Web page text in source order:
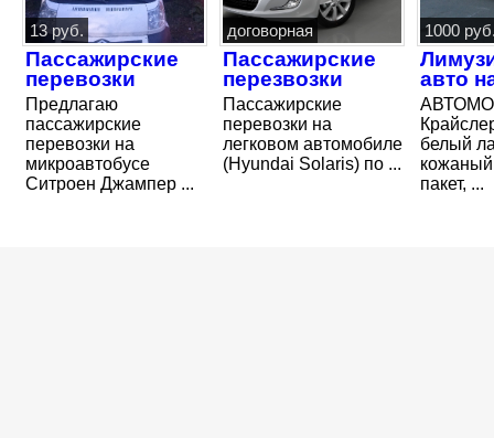
13 руб.
Пассажирские
перевозки
Предлагаю
пассажирские
перевозки на
микроавтобусе
Ситроен Джампер ...
договорная
Пассажирские
перезвозки
Пассажирские
перевозки на
легковом автомобиле
(Hyundai Solaris) по ...
1000
авто
белый
пакет, ...